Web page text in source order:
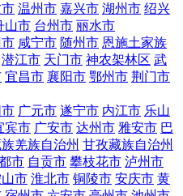
温州市 嘉兴市 湖州市 绍兴
山市 台州市 丽水市
咸宁市 随州市 恩施土家族
潜江市 天门市 神农架林区 武
宜昌市 襄阳市 鄂州市 荆门市
广元市 遂宁市 内江市 乐山
宾市 广安市 达州市 雅安市 巴
羌族自治州 甘孜藏族自治州
市 自贡市 攀枝花市 泸州市
市 淮北市 铜陵市 安庆市 黄